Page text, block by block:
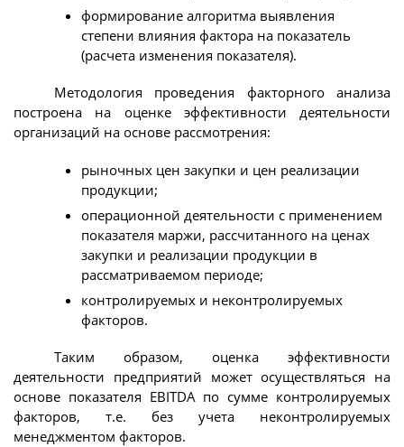
формирование алгоритма выявления
степени влияния фактора на показатель
(расчета изменения показателя).
Методология проведения факторного анализа
построена на оценке эффективности деятельности
организаций на основе рассмотрения:
рыночных цен закупки и цен реализации
продукции;
операционной деятельности с применением
показателя маржи, рассчитанного на ценах
закупки и реализации продукции в
рассматриваемом периоде;
контролируемых и неконтролируемых
факторов.
Таким образом, оценка эффективности
деятельности предприятий может осуществляться на
основе показателя EBITDA по сумме контролируемых
факторов, т.е. без учета неконтролируемых
менеджментом факторов.